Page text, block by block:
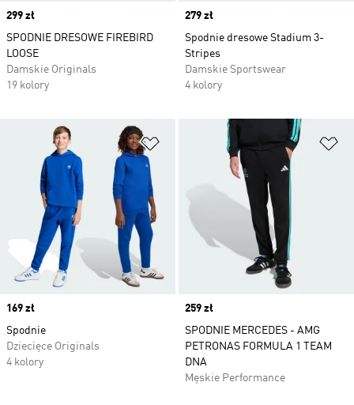
Price
299 zł
SPODNIE DRESOWE FIREBIRD
LOOSE
Damskie Originals
19 kolory
Price
279 zł
Spodnie dresowe Stadium 3-
Stripes
Damskie Sportswear
4 kolory
Dodaj do listy życzeń
Price
169 zł
Spodnie
Dziecięce Originals
4 kolory
Price
259 zł
SPODNIE MERCEDES - AMG
PETRONAS FORMULA 1 TEAM
DNA
Męskie Performance